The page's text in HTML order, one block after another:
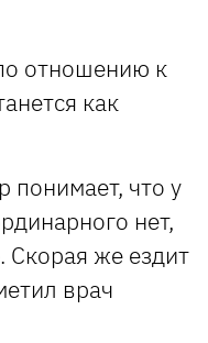
отношению к
как
понимает, что у
нет,
Скорая же ездит
врач